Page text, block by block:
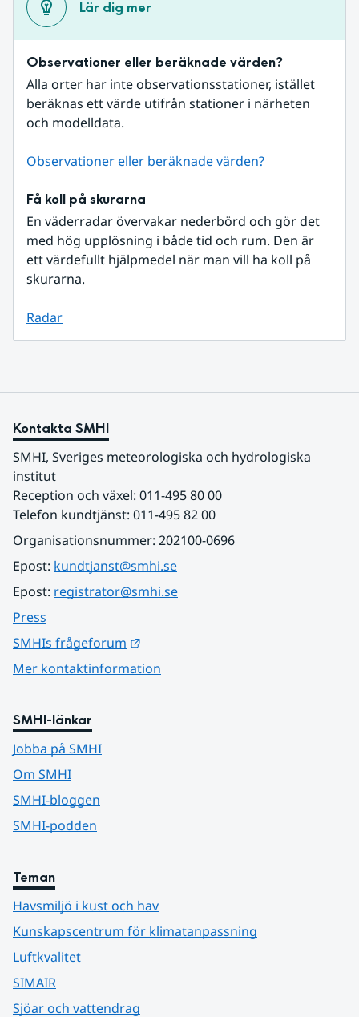
Lär dig mer
Observationer eller beräknade värden?
Alla orter har inte observationsstationer, istället
beräknas ett värde utifrån stationer i närheten
och modelldata.
Observationer eller beräknade värden?
Få koll på skurarna
En väderradar övervakar nederbörd och gör det
med hög upplösning i både tid och rum. Den är
ett värdefullt hjälpmedel när man vill ha koll på
skurarna.
Radar
Kontakta SMHI
SMHI, Sveriges meteorologiska och hydrologiska
institut
Reception och växel: 011-495 80 00
Telefon kundtjänst: 011-495 82 00
Organisationsnummer: 202100-0696
Epost: kundtjanst@smhi.se
Epost: registrator@smhi.se
Press
SMHIs frågeforum
Mer kontaktinformation
SMHI-länkar
Jobba på SMHI
Om SMHI
SMHI-bloggen
SMHI-podden
Teman
Havsmiljö i kust och hav
Kunskapscentrum för klimatanpassning
Luftkvalitet
SIMAIR
Sjöar och vattendrag